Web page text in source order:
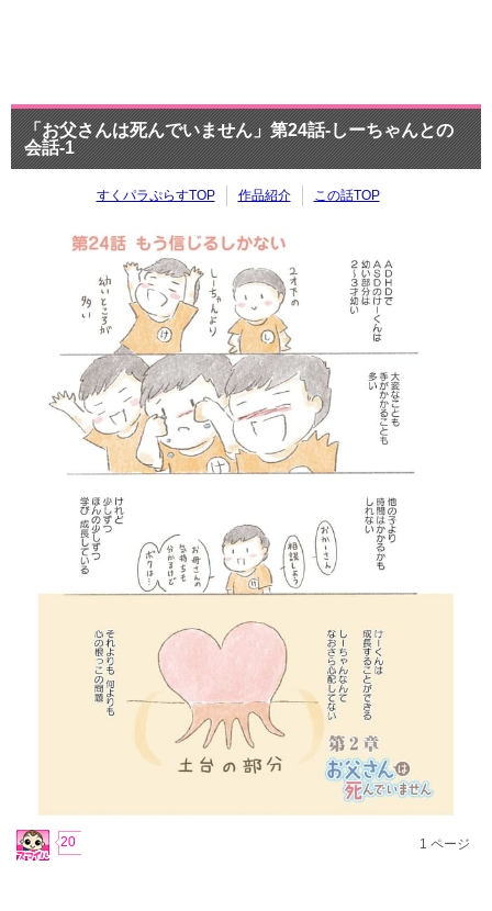
「お父さんは死んでいません」第24話-しーちゃんとの
会話-1
すくパラぷらすTOP 作品紹介 この話TOP
20 1 ページ